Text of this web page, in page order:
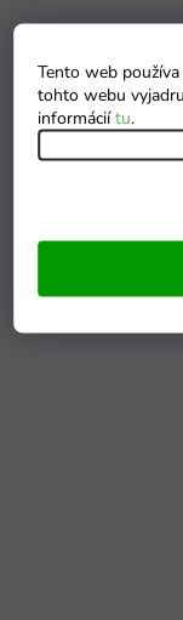
Tento web
tohto webu
informáciítu.